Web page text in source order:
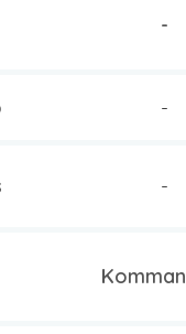
-
-
-